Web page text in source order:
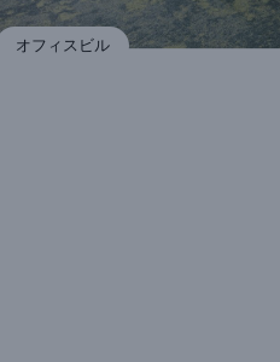
オフィスビル